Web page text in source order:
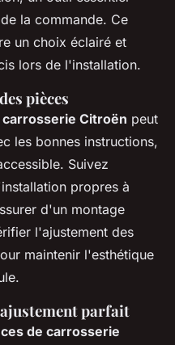
la commande. Ce
un choix éclairé et
lors de l'installation.
pièces
Citroën peut
les bonnes instructions,
Suivez
propres à
d'un montage
l'ajustement des
maintenir l'esthétique
parfait
de carrosserie